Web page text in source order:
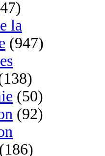
la
(947)
(50)
(92)
(186)